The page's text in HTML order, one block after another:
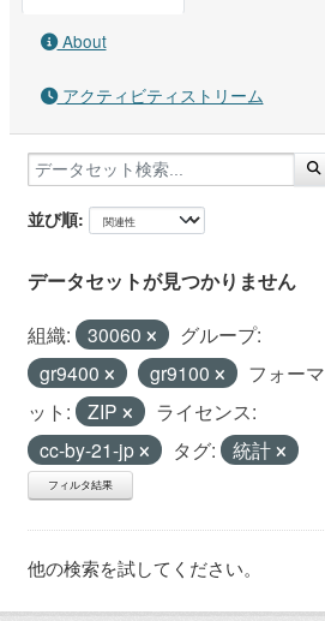
About
アクティビティストリーム
並び順
データセットが見つかりません
組織: 30060
グループ:
gr9400
gr9100
フォーマ
ット:
ZIP
ライセンス:
cc-by-21-jp
タグ: 統計
フィルタ結果
他の検索を試してください。